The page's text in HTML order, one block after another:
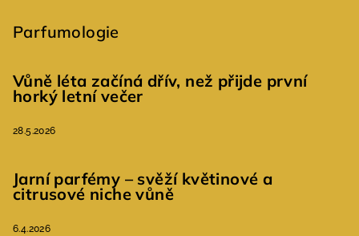
Parfumologie
Vůně léta začíná dřív, než přijde první
horký letní večer
28.5.2026
Jarní parfémy – svěží květinové a
citrusové niche vůně
6.4.2026